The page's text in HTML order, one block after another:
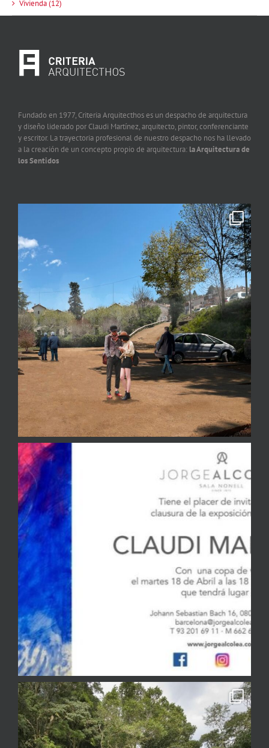
Vivienda (12)
Fundado en 1977, Criteria Arquitecthos es un despacho de arquitectura
y diseño liderado por Claudi Martínez, arquitecto, pintor, conferenciante
y escritor. La trayectoria profesional de nuestro despacho nos ha llevado
a la creación de un concepto propio de arquitectura: la Arquitectura de
los Sentidos